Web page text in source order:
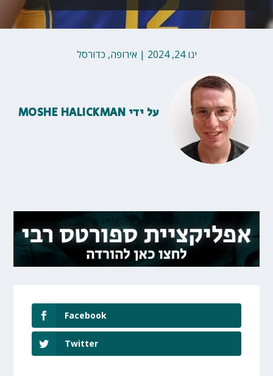
ינו 24, 2024 | אירופה, כדורסל
על ידי MOSHE HALICKMAN
Facebook
Twitter